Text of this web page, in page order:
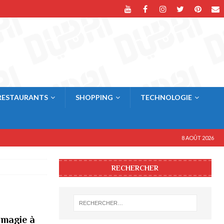
SHOPPING TECHNOLOGIE
8 AOÛT 2026
à
RECHERCHER